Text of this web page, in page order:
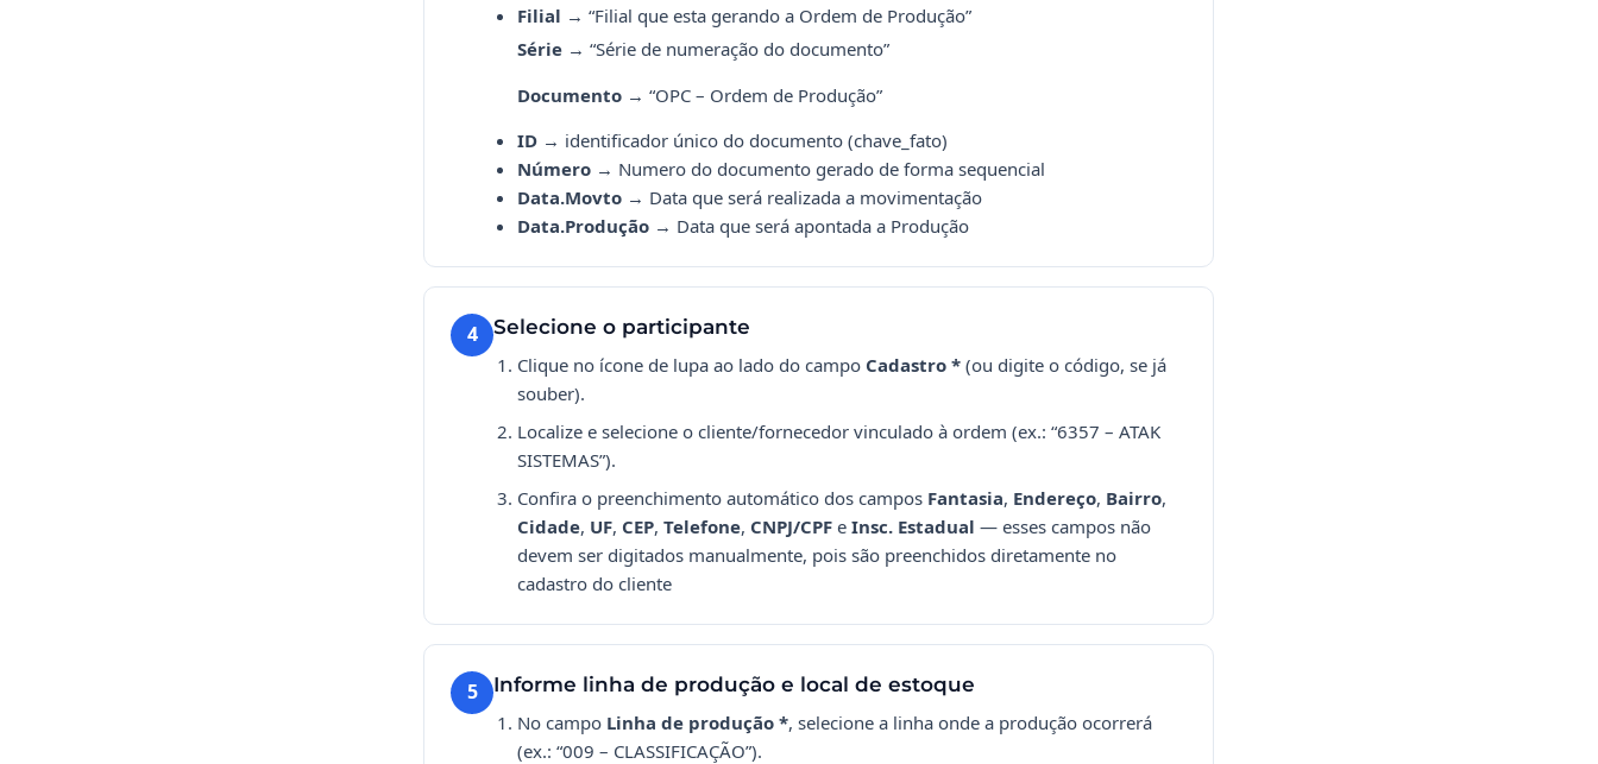
Filial → “Filial que esta gerando a Ordem de Produção”
Série → “Série de numeração do documento”
Documento → “OPC – Ordem de Produção”
ID → identificador único do documento (chave_fato)
Número → Numero do documento gerado de forma sequencial
Data.Movto → Data que será realizada a movimentação
Data.Produção → Data que será apontada a Produção
4
Selecione o participante
Clique no ícone de lupa ao lado do campo Cadastro * (ou digite o código, se já
souber).
Localize e selecione o cliente/fornecedor vinculado à ordem (ex.: “6357 – ATAK
SISTEMAS”).
Confira o preenchimento automático dos campos Fantasia, Endereço, Bairro,
Cidade, UF, CEP, Telefone, CNPJ/CPF e Insc. Estadual — esses campos não
devem ser digitados manualmente, pois são preenchidos diretamente no
cadastro do cliente
5
Informe linha de produção e local de estoque
No campo Linha de produção *, selecione a linha onde a produção ocorrerá
(ex.: “009 – CLASSIFICAÇÃO”).